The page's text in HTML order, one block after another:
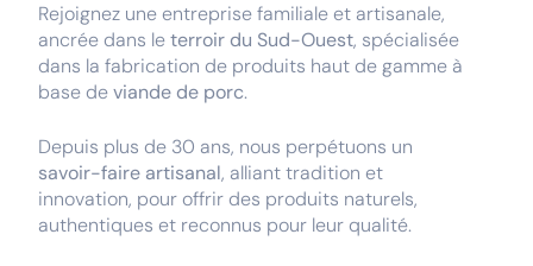
Rejoignez une entreprise familiale et artisanale,
ancrée dans leterroir du Sud-Ouest, spécialisée
dans la fabrication de produits haut de gamme à
base deviande de porc.
Depuis plus de 30 ans, nous perpétuons un
savoir-faire artisanal, alliant tradition et
innovation, pour offrir des produits naturels,
authentiques et reconnus pour leur qualité.